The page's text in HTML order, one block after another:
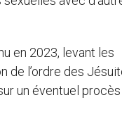
en 2023, levant les
de l’ordre des
un éventuel procès